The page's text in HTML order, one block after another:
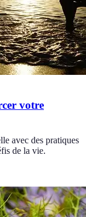
votre
avec des pratiques
de la vie.